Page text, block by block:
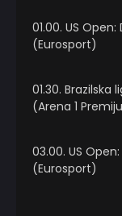
01.00. US
(Eurosport)
01.30. Brazilska
(Arena 1
03.00. US
(Eurosport)